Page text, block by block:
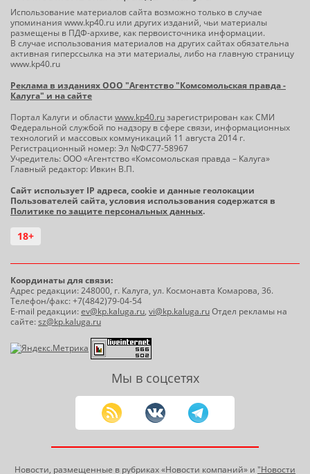
Использование материалов сайта возможно только в случае
упоминания www.kp40.ru или других изданий, чьи материалы
размещены в ПДФ-архиве, как первоисточника информации.
В случае использования материалов на других сайтах обязательна
активная гиперссылка на эти материалы, либо на главную страницу
www.kp40.ru
Реклама в изданиях ООО "Агентство "Комсомольская правда -
Калуга" и на сайте
Портал Калуги и области www.kp40.ruзарегистрирован как СМИ
Федеральной службой по надзору в сфере связи, информационных
технологий и массовых коммуникаций 11 августа 2014 г.
Регистрационный номер: Эл №ФС77-58967
Учредитель: ООО «Агентство «Комсомольская правда – Калуга»
Главный редактор: Ивкин В.П.
Сайт использует IP адреса, cookie и данные геолокации
Пользователей сайта, условия использования содержатся в
Политике по защите персональных данных.
18+
Координаты для связи:
Адрес редакции: 248000, г. Калуга, ул. Космонавта Комарова, 36.
Телефон/факс: +7(4842)79-04-54
E-mail редакции:ev@kp.kaluga.ru, vi@kp.kaluga.ruОтдел рекламы на
сайте:sz@kp.kaluga.ru
Мы в соцсетях
Новости, размещенные в рубриках «Новости компаний» и "Новости